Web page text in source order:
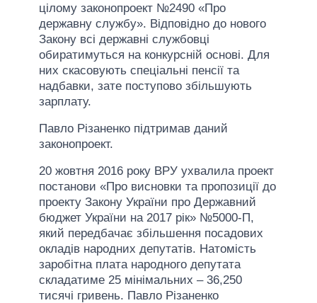
цілому законопроект №2490 «Про
державну службу». Відповідно до нового
Закону всі державні службовці
обиратимуться на конкурсній основі. Для
них скасовують спеціальні пенсії та
надбавки, зате поступово збільшують
зарплату.
Павло Різаненко підтримав даний
законопроект.
20 жовтня 2016 року ВРУ ухвалила проект
постанови «Про висновки та пропозиції до
проекту Закону України про Державний
бюджет України на 2017 рік» №5000-П,
який передбачає збільшення посадових
окладів народних депутатів. Натомість
заробітна плата народного депутата
складатиме 25 мінімальних – 36,250
тисячі гривень. Павло Різаненко